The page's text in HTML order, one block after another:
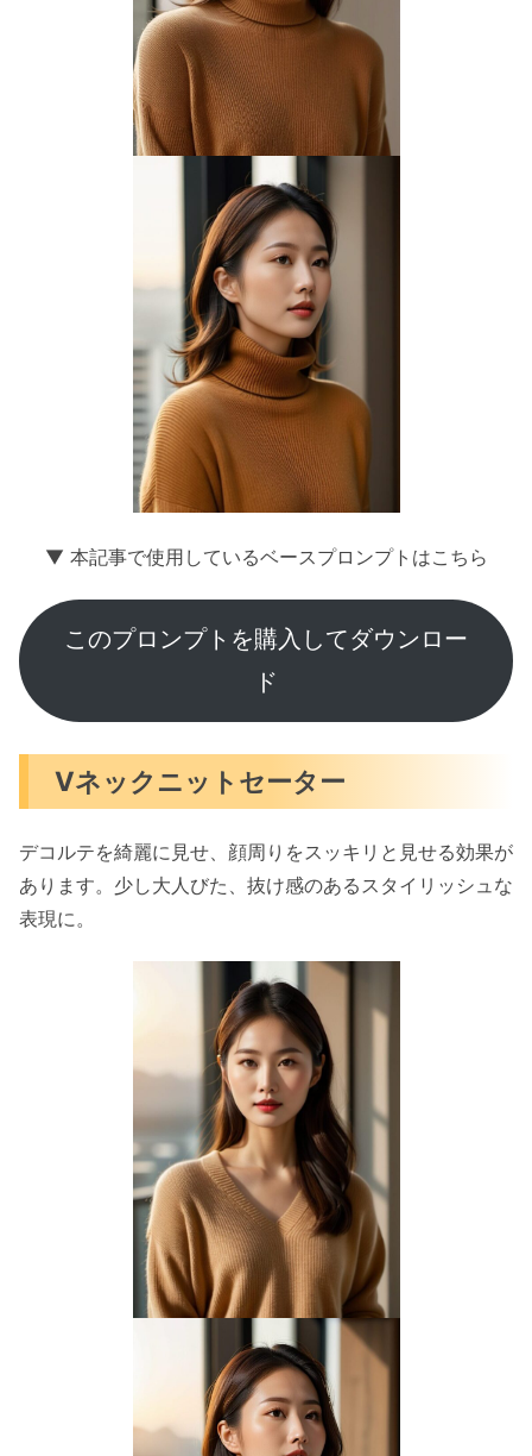
▼ 本記事で使用しているベースプロンプトはこちら
このプロンプトを購入してダウンロー
ド
Vネックニットセーター
デコルテを綺麗に見せ、顔周りをスッキリと見せる効果が
あります。少し大人びた、抜け感のあるスタイリッシュな
表現に。